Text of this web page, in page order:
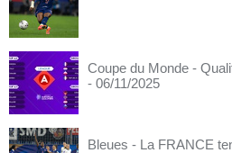
Coupe du Monde -
- 06/11/2025
Bleues - La FRANCE